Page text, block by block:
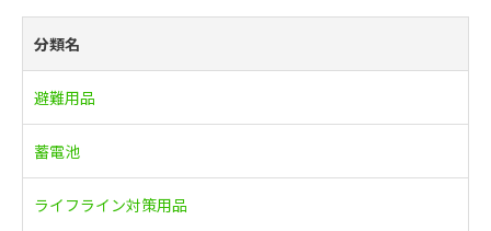
分類名
避難用品
蓄電池
ライフライン対策用品